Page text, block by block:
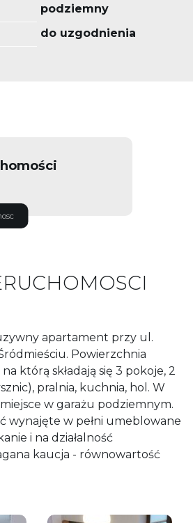
podziemny
do uzgodnienia
apartament przy ul.
Powierzchnia
którą składają się 3 pokoje, 2
pralnia, kuchnia, hol. W
w garażu podziemnym.
wynajęte w pełni umeblowane
i na działalność
kaucja - równowartość